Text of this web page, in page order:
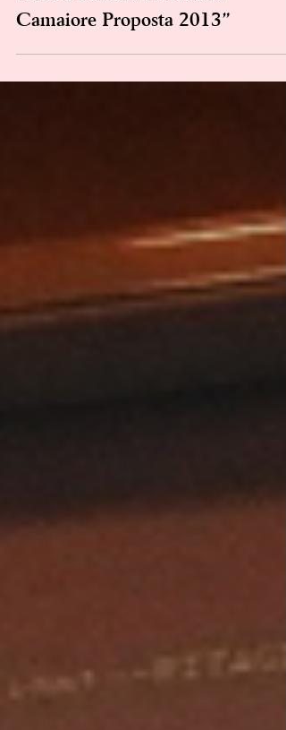
Steed Gamero: “Un onore aver
vinto il Premio Letterario
Camaiore Proposta 2013”